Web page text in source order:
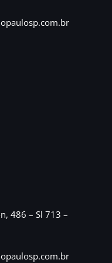
486 – Sl 713 –